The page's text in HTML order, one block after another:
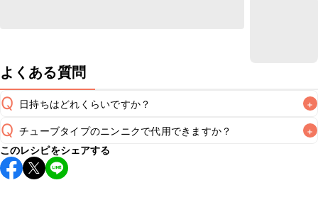
よくある質問
Q 日持ちはどれくらいですか？ +
A
こちらのレシピは出来たてをお召し上がりいただくことをお
すすめします。
※日持ちは目安です。
Q チューブタイプのニンニクで代用できますか？ +
A
チューブタイプのニンニクを使用してもお作りいただけま
す。小さじ1/2を目安に加え、お好みの風味になるようご調節
このレシピをシェアする